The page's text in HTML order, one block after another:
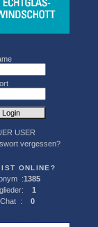
USER
vergessen?
IST ONLINE?
:1385
1
: 0